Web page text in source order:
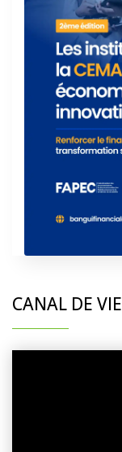
CANAL DE VIE